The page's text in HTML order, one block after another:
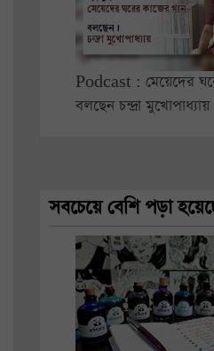
Podcast : মেয়েদের
বলছেন চন্দ্রা মুখোপাধ্যায়
সবচেয়ে বেশি পড়া